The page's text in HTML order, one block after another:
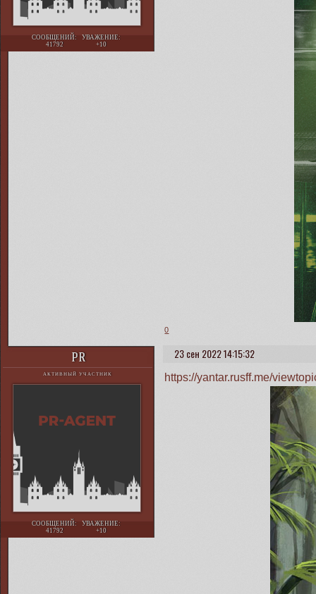
СООБЩЕНИЙ:
41792
УВАЖЕНИЕ:
+10
0
23 сен 2022 14:15:32
PR
АКТИВНЫЙ УЧАСТНИК
СООБЩЕНИЙ:
41792
УВАЖЕНИЕ:
+10
https://yantar.rusff.me/